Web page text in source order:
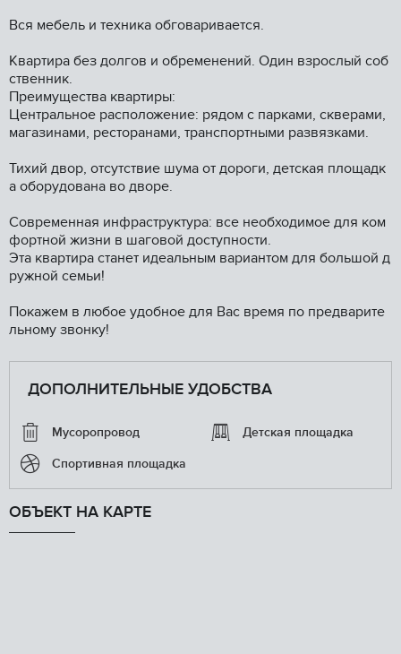
Вся мебель и техника обговаривается.
Квартира без долгов и обременений. Один взрослый соб
ственник.
Преимущества квартиры:
Центральное расположение: рядом с парками, скверами,
магазинами, ресторанами, транспортными развязками.
Тихий двор, отсутствие шума от дороги, детская площадк
а оборудована во дворе.
Современная инфраструктура: все необходимое для ком
фортной жизни в шаговой доступности.
Эта квартира станет идеальным вариантом для большой д
ружной семьи!
Покажем в любое удобное для Вас время по предварите
льному звонку!
ДОПОЛНИТЕЛЬНЫЕ УДОБСТВА
Мусоропровод Детская площадка
Спортивная площадка
ОБЪЕКТ НА КАРТЕ